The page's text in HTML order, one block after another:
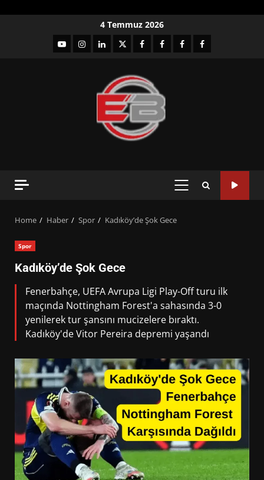
4 Temmuz 2026
YouTubeInstagram
LinkedIntwitterfacebook-Facebook-
Facebook-Facebook-
PRIMARY
Home Haber Spor Kadıköy’de Şok Gece
Spor
Kadıköy’de Şok Gece
Fenerbahçe, UEFA Avrupa Ligi Play-Off turu ilk
maçında Nottingham Forest'a sahasında 3-0
yenilerek tur şansını mucizelere bıraktı.
Kadıköy'de Vitor Pereira depremi yaşandı